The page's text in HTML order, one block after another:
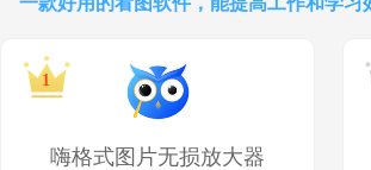
嗨格式图片无损放大器